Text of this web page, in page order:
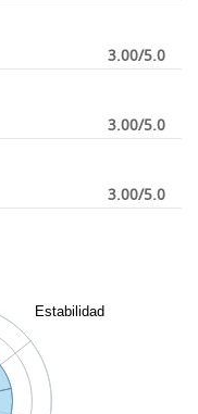
3.00/5.0
3.00/5.0
3.00/5.0
Estabilidad